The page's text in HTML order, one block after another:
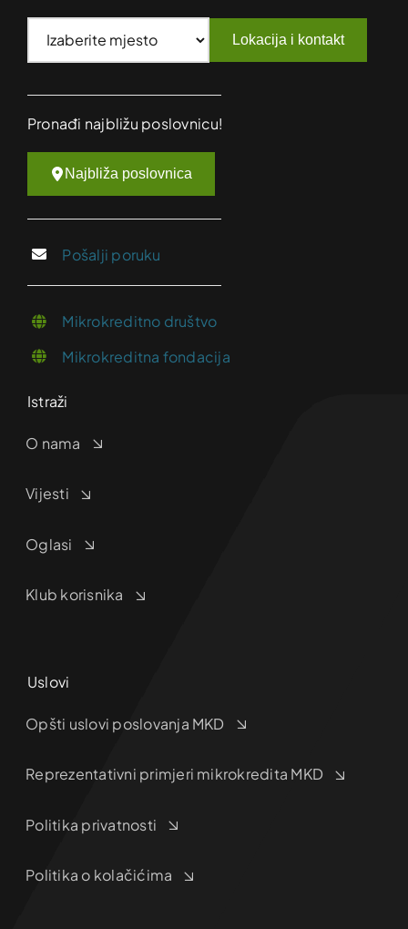
Lokacija i kontakt
Pronađi najbližu poslovnicu!
Najbliža poslovnica
Pošalji poruku
Mikrokreditno društvo
Mikrokreditna fondacija
Istraži
O nama
Vijesti
Oglasi
Klub korisnika
Uslovi
Opšti uslovi poslovanja MKD
Reprezentativni primjeri mikrokredita MKD
Politika privatnosti
Politika o kolačićima